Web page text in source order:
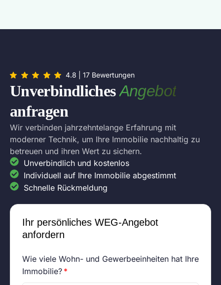
4.8 | 17 Bewertungen
UnverbindlichesAngebot
anfragen
Wir verbinden jahrzehntelange Erfahrung mit
moderner Technik, um Ihre Immobilie nachhaltig zu
betreuen und ihren Wert zu sichern.
Unverbindlich und kostenlos
Individuell auf Ihre Immobilie abgestimmt
Schnelle Rückmeldung
Ihr persönliches WEG-Angebot
anfordern
Wie viele Wohn- und Gewerbeeinheiten hat Ihre
Immobilie?